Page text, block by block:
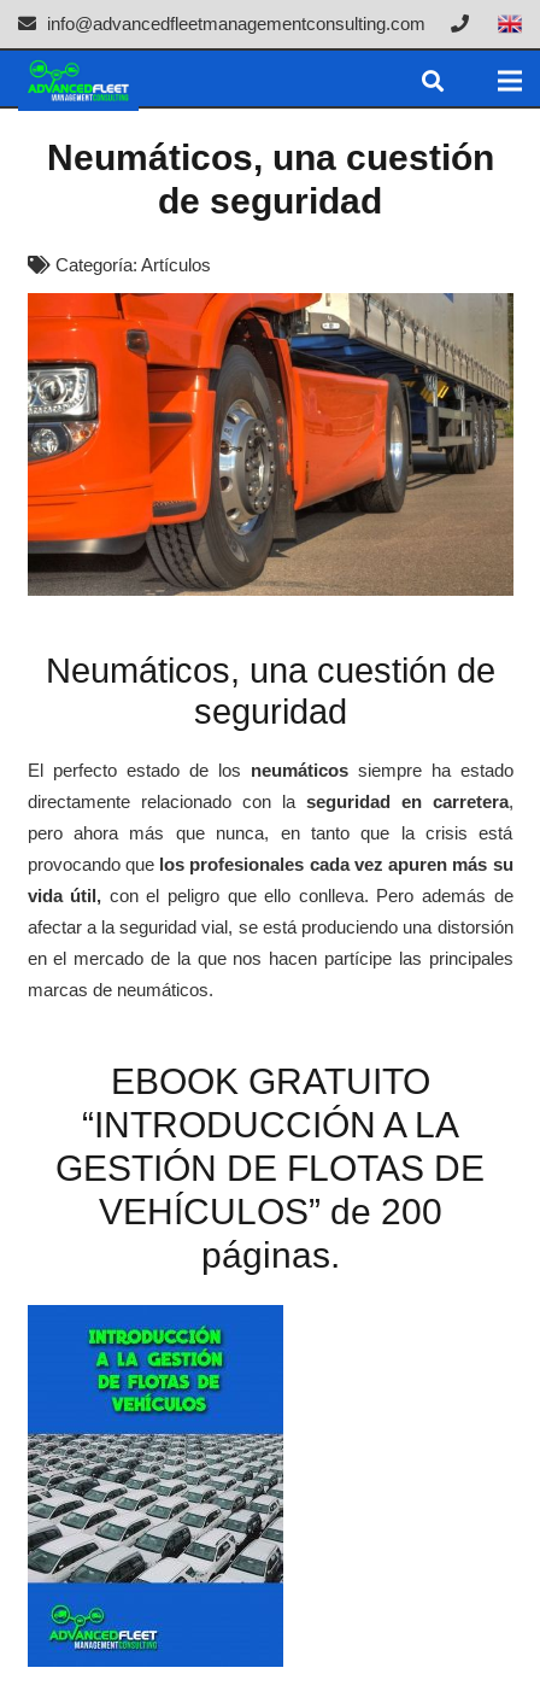
info@advancedfleetmanagementconsulting.com
Neumáticos, una cuestión
de seguridad
Categoría: Artículos
Neumáticos, una cuestión de
seguridad
El perfecto estado de los neumáticossiempre ha estado
directamente relacionado con la seguridad en carretera,
pero ahora más que nunca, en tanto que la crisis está
provocando que los profesionales cada vez apuren más su
vida útil, con el peligro que ello conlleva. Pero además de
afectar a la seguridad vial, se está produciendo una distorsión
en el mercado de la que nos hacen partícipe las principales
marcas de neumáticos.
EBOOK GRATUITO
“INTRODUCCIÓN A LA
GESTIÓN DE FLOTAS DE
VEHÍCULOS” de 200
páginas.